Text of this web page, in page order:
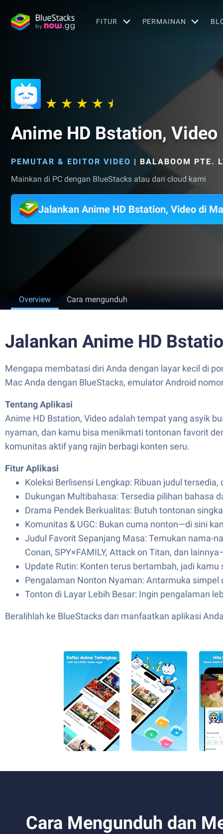
FITUR PERMAINAN
Anime HD Bstation, Video
PEMUTAR & EDITOR VIDEO | BALABOOM PTE.
Mainkan di PC dengan BlueStacks atau dari cloud kami
Jalankan Anime HD Bstation, Video di
Overview Cara mengunduh
Jalankan Anime HD
Mengapa membatasi diri Anda dengan layar kecil di
Mac Anda dengan BlueStacks, emulator Android
Tentang Aplikasi
Anime HD Bstation, Video adalah tempat yang asyik
nyaman, dan kamu bisa menikmati tontonan favorit
komunitas aktif yang rajin berbagi konten seru.
Fitur Aplikasi
Koleksi Berlisensi Lengkap: Ribuan judul
Dukungan Multibahasa: Tersedia pilihan bahasa
Drama Pendek Berkualitas: Butuh tontonan
Komunitas & UGC: Bukan cuma nonton—di sini
Judul Favorit Sepanjang Masa: Temukan nama-
Conan, SPY×FAMILY, Attack on Titan, dan
Update Rutin: Konten terus bertambah, jadi
Pengalaman Nonton Nyaman: Antarmuka
Tonton di Layar Lebih Besar: Ingin pengalaman
Beralihlah ke BlueStacks dan manfaatkan aplikasi
Cara Mengunduh dan